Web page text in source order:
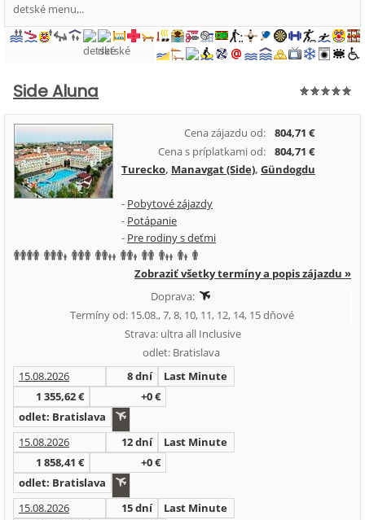
detské menu,..
Side Aluna
Cena zájazdu od:
804,71 €
Cena s príplatkami od:
804,71 €
Turecko, Manavgat (Side), Gündogdu
- Pobytové zájazdy
- Potápanie
- Pre rodiny s deťmi
Zobraziť všetky termíny a popis zájazdu »
Doprava:
Termíny od: 15.08., 7, 8, 10, 11, 12, 14, 15 dňové
Strava: ultra all Inclusive
odlet: Bratislava
15.08.2026
8 dní
Last Minute
1 355,62 €
+0 €
odlet: Bratislava
15.08.2026
12 dní
Last Minute
1 858,41 €
+0 €
odlet: Bratislava
15.08.2026
15 dní
Last Minute